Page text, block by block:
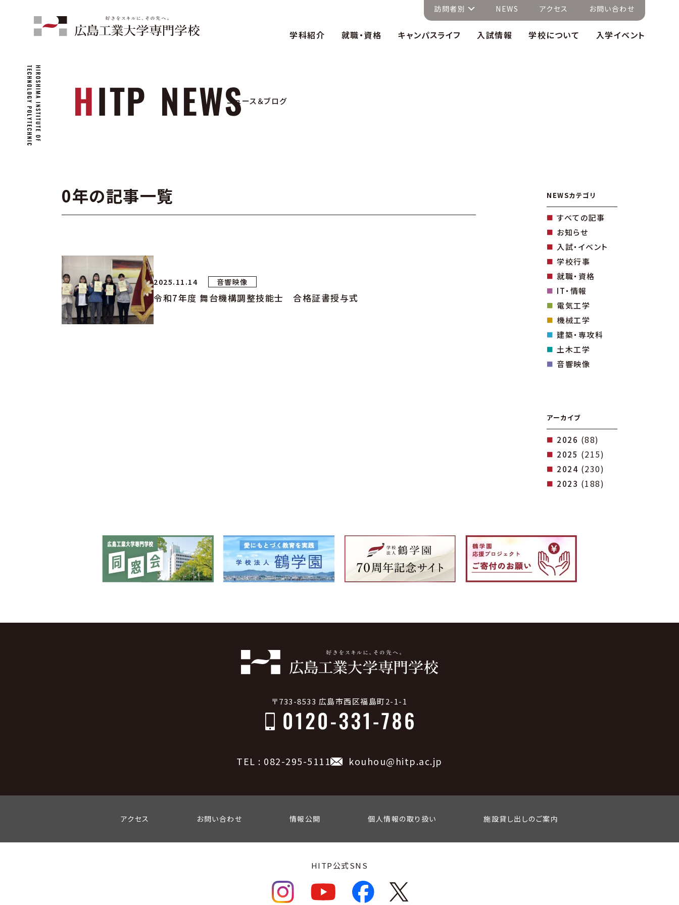
訪問者別 NEWS アクセス お問い合わせ
学科紹介 就職・資格 キャンパスライフ 入試情報 学校について 入学イベント
ニュース＆ブログ
0年の記事一覧
2025.11.14 音響映像
令和7年度 舞台機構調整技能士 合格証書授与式
NEWSカテゴリ
すべての記事
お知らせ
入試・イベント
学校行事
就職・資格
IT・情報
電気工学
機械工学
建築・専攻科
土木工学
音響映像
アーカイブ
2026 (88)
2025 (215)
2024 (230)
2023 (188)
〒733-8533 広島市西区福島町2-1-1
TEL : 082-295-5111 kouhou@hitp.ac.jp
アクセス お問い合わせ 情報公開 個人情報の取り扱い 施設貸し出しのご案内
HITP公式SNS